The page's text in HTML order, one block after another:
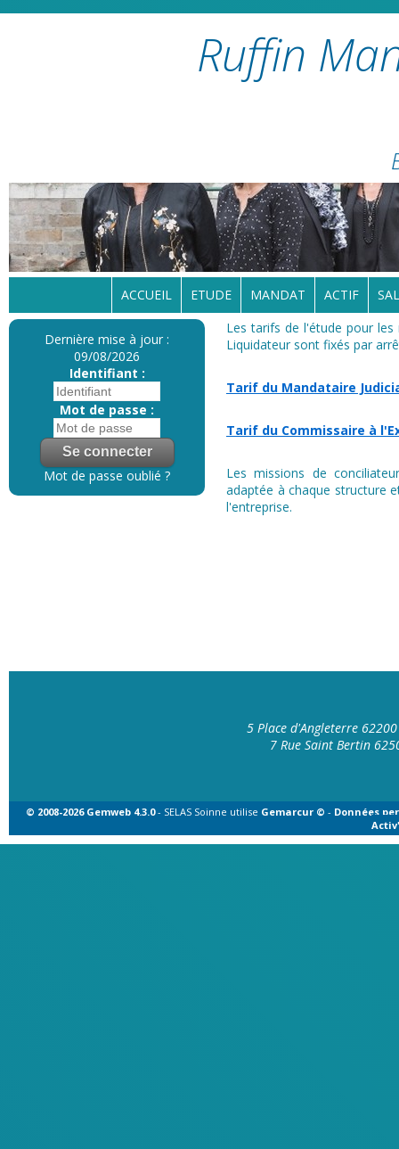
Ruffin
ACCUEIL ETUDE MANDAT ACTIF
Dernière mise à jour :
09/08/2026
Identifiant :
Mot de passe :
Mot de passe oublié ?
Les tarifs de l'étude pour les
Liquidateur sont fixés par
Tarif du Mandataire
Tarif du Commissaire à
Les missions de
adaptée à chaque structure
l'entreprise.
5 Place d'Angleterre
7 Rue Saint Bertin
© 2008-2026 Gemweb 4.3.0- SELAS Soinne utilise Gemarcur © - Données